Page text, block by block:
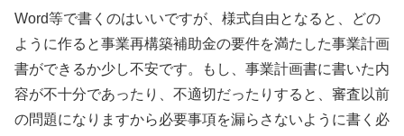
Word等で書くのはいいですが、様式自由となると、どの
ように作ると事業再構築補助金の要件を満たした事業計画
書ができるか少し不安です。もし、事業計画書に書いた内
容が不十分であったり、不適切だったりすると、審査以前
の問題になりますから必要事項を漏らさないように書く必